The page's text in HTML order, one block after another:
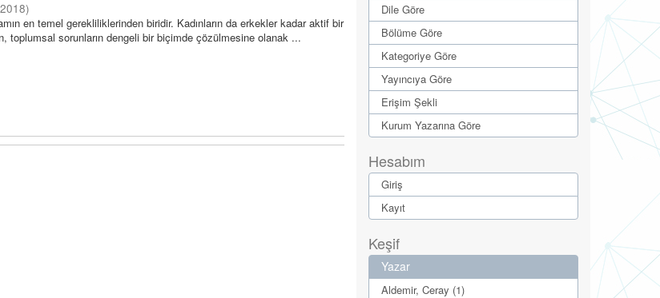
2018)
en temel gerekliliklerinden biridir. Kadınların da erkekler kadar aktif bir
toplumsal sorunların dengeli bir biçimde çözülmesine olanak ...
Dile Göre
Bölüme Göre
Kategoriye Göre
Yayıncıya Göre
Erişim Şekli
Kurum Yazarına Göre
Hesabım
Giriş
Kayıt
Keşif
Yazar
Aldemir, Ceray (1)